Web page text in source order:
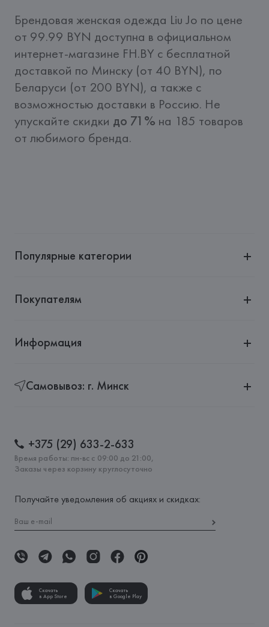
Брендовая женская одежда Liu Jo по цене
от 99.99 BYN доступна в официальном
интернет-магазине FH.BY c бесплатной
доставкой по Минску (от 40 BYN), по
Беларуси (от 200 BYN), а также с
возможностью доставки в Россию. Не
упускайте скидки до 71% на 185 товаров
от любимого бренда.
Популярные категории
Покупателям
Информация
Самовывоз: г. Минск
+375 (29) 633-2-633
Время работы: пн-вс с 09:00 до 21:00,
Заказы через корзину круглосуточно
Получайте уведомления об акциях и скидках:
Скачать
в App Store
Скачать
в Google Play